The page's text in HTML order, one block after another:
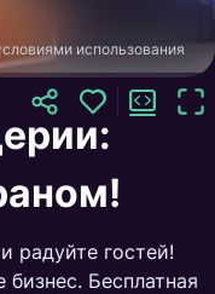
использования
радуйте гостей!
Бесплатная